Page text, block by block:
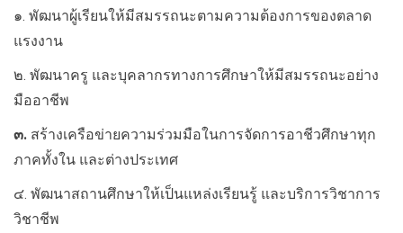
๑. พัฒนาผู้เรียนให้มีสมรรถนะตามความต้องการของตลาด
แรงงาน
๒. พัฒนาครู และบุคลากรทางการศึกษาให้มีสมรรถนะอย่าง
มืออาชีพ
๓. สร้างเครือข่ายความร่วมมือในการจัดการอาชีวศึกษาทุก
ภาคทั้งใน และต่างประเทศ
๔. พัฒนาสถานศึกษาให้เป็นแหล่งเรียนรู้ และบริการวิชาการ
วิชาชีพ